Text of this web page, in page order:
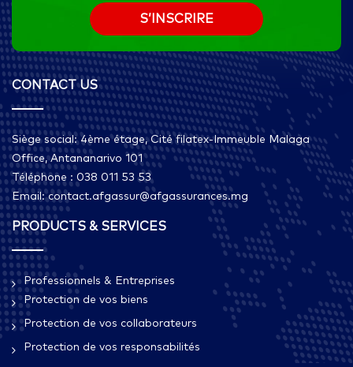
CONTACT US
Siège social: 4ème étage, Cité filatex-Immeuble Malaga
Office, Antananarivo 101
Téléphone : 038 011 53 53
Email: contact.afgassur@afgassurances.mg
PRODUCTS & SERVICES
Professionnels & Entreprises
Protection de vos biens
Protection de vos collaborateurs
Protection de vos responsabilités